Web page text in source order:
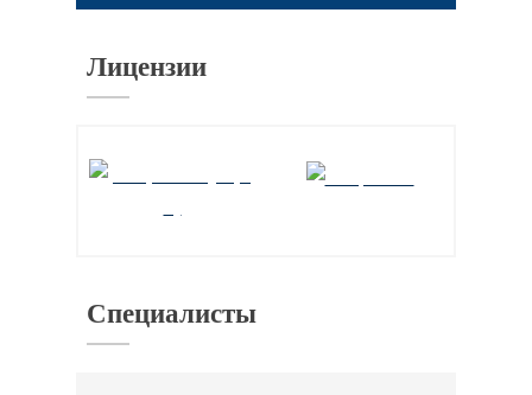
Лицензии
Специалисты